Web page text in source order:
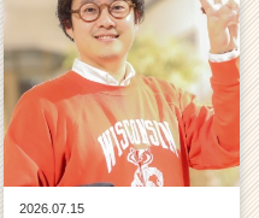
2026.07.15